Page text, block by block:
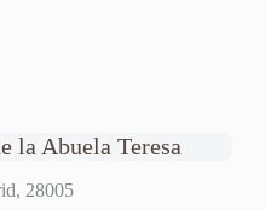
la Abuela Teresa
28005